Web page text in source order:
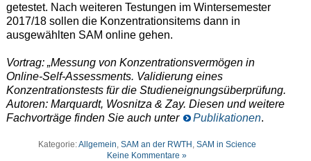
getestet. Nach weiteren Testungen im Wintersemester
2017/18 sollen die Konzentrationsitems dann in
ausgewählten SAM online gehen.
Vortrag: „Messung von Konzentrationsvermögen in
Online-Self-Assessments. Validierung eines
Konzentrationstests für die Studieneignungsüberprüfung.
Autoren: Marquardt, Wosnitza & Zay. Diesen und weitere
Fachvorträge finden Sie auch unter
Publikationen.
Kategorie:Allgemein, SAM an der RWTH, SAM in Science
Keine Kommentare »